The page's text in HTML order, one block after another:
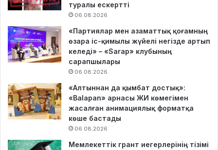
туралы ескертті
06.08.2026
«Партиялар мен азаматтық қоғамның
өзара іс-қимылы жүйелі негізде артып
келеді» – «Sarap» клубының
сарапшылары
06.08.2026
«Алтыннан да қымбат достық»:
«Balapan» арнасы ЖИ көмегімен
жасалған анимациялық форматқа
көше бастады
06.08.2026
Мемлекеттік грант иегерлерінің тізімі